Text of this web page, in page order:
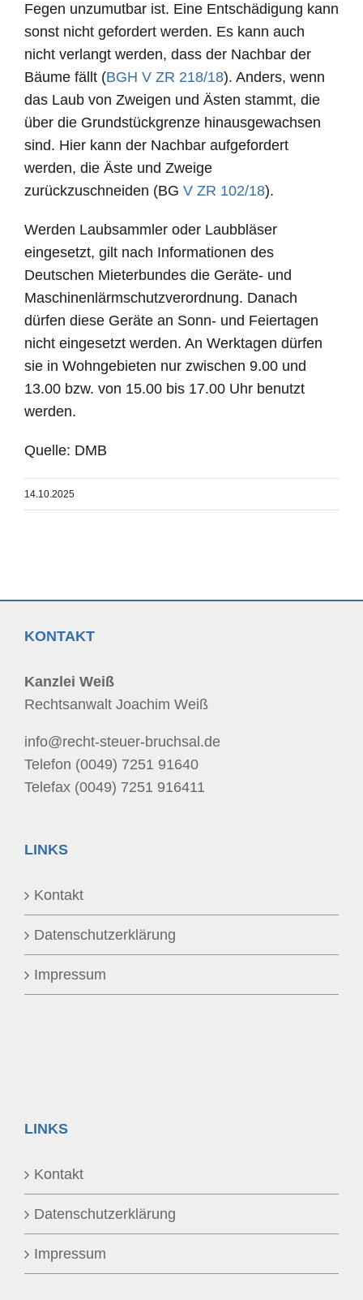
Fegen unzumutbar ist. Eine Entschädigung kann
sonst nicht gefordert werden. Es kann auch
nicht verlangt werden, dass der Nachbar der
Bäume fällt (BGH V ZR 218/18). Anders, wenn
das Laub von Zweigen und Ästen stammt, die
über die Grundstückgrenze hinausgewachsen
sind. Hier kann der Nachbar aufgefordert
werden, die Äste und Zweige
zurückzuschneiden (BG V ZR 102/18).
Werden Laubsammler oder Laubbläser
eingesetzt, gilt nach Informationen des
Deutschen Mieterbundes die Geräte- und
Maschinenlärmschutzverordnung. Danach
dürfen diese Geräte an Sonn- und Feiertagen
nicht eingesetzt werden. An Werktagen dürfen
sie in Wohngebieten nur zwischen 9.00 und
13.00 bzw. von 15.00 bis 17.00 Uhr benutzt
werden.
Quelle: DMB
14.10.2025
KONTAKT
Kanzlei Weiß
Rechtsanwalt Joachim Weiß
info@recht-steuer-bruchsal.de
Telefon (0049) 7251 91640
Telefax (0049) 7251 916411
LINKS
Kontakt
Datenschutzerklärung
Impressum
LINKS
Kontakt
Datenschutzerklärung
Impressum